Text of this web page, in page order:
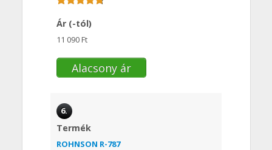
Ár (-tól)
11 090 Ft
Alacsony ár
6.
Termék
ROHNSON R-787